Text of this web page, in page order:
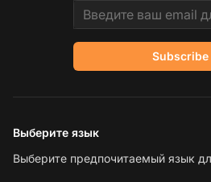
Email address
Subscribe
Выберите язык
Выберите предпочитаемый язык